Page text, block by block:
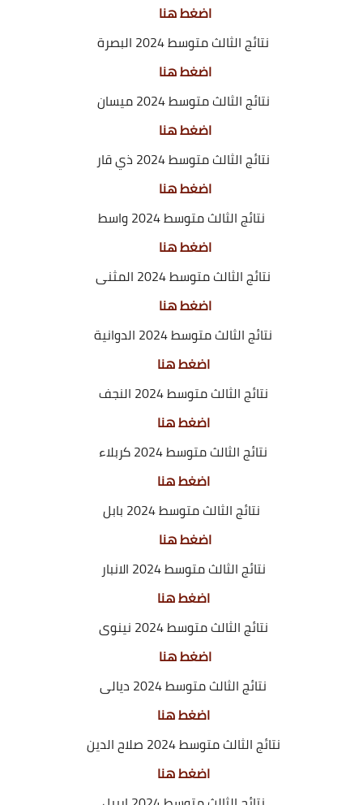
اضغط هنا
نتائج الثالث متوسط 2024 البصرة
اضغط هنا
نتائج الثالث متوسط 2024 ميسان
اضغط هنا
نتائج الثالث متوسط 2024 ذي قار
اضغط هنا
نتائج الثالث متوسط 2024 واسط
اضغط هنا
نتائج الثالث متوسط 2024 المثنى
اضغط هنا
نتائج الثالث متوسط 2024 الدوانية
اضغط هنا
نتائج الثالث متوسط 2024 النجف
اضغط هنا
نتائج الثالث متوسط 2024 كربلاء
اضغط هنا
نتائج الثالث متوسط 2024 بابل
اضغط هنا
نتائج الثالث متوسط 2024 الانبار
اضغط هنا
نتائج الثالث متوسط 2024 نينوى
اضغط هنا
نتائج الثالث متوسط 2024 ديالى
اضغط هنا
نتائج الثالث متوسط 2024 صلاح الدين
اضغط هنا